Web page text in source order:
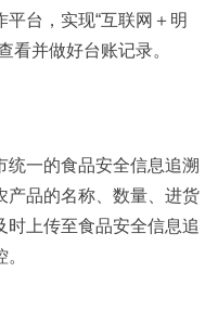
台，实现“互联网＋明
看并做好台账记录。
一的食品安全信息追溯
产品的名称、数量、进货
时上传至食品安全信息追